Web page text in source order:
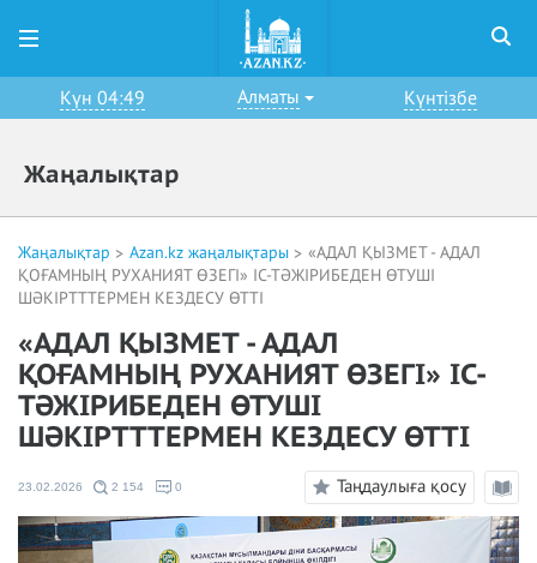
Күн 04:49 Алматы Күнтізбе
Жаңалықтар
Жаңалықтар Azan.kz жаңалықтары
«АДАЛ ҚЫЗМЕТ - АДАЛ
ҚОҒАМНЫҢ РУХАНИЯТ ӨЗЕГІ» ІС-ТӘЖІРИБЕДЕН ӨТУШІ
ШӘКІРТТТЕРМЕН КЕЗДЕСУ ӨТТІ
«АДАЛ ҚЫЗМЕТ - АДАЛ
ҚОҒАМНЫҢ РУХАНИЯТ ӨЗЕГІ» ІС-
ТӘЖІРИБЕДЕН ӨТУШІ
ШӘКІРТТТЕРМЕН КЕЗДЕСУ ӨТТІ
23.02.2026 2 154 0
Таңдаулыға қосу
Оқу